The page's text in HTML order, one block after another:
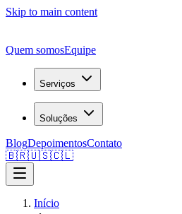
Skip to main content
Quem somosEquipe
Serviços
Soluções
BlogDepoimentosContato
🇧🇷🇺🇸🇨🇱
Início